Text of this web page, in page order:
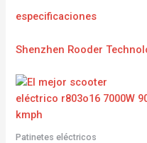
especificaciones
Shenzhen Rooder
Patinetes eléctricos